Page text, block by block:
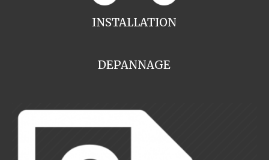
INSTALLATION
DEPANNAGE